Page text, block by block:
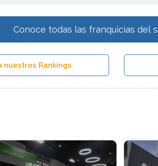
Conoce todas las franquicias del
nuestros Rankings